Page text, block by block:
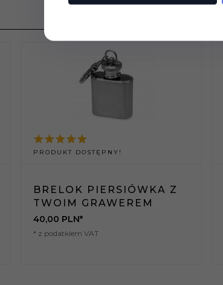
PRODUKT DOSTĘPNY!
BRELOK PIERSIÓWKA Z
TWOIM GRAWEREM
40,00 PLN*
* z podatkiem VAT